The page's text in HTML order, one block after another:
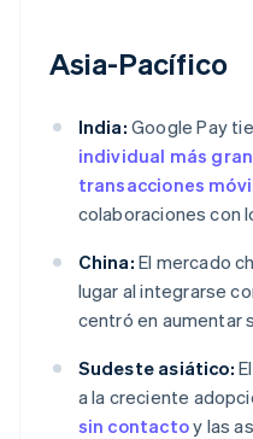
Asia-Pacífico
India: Google Pay
individual más
transacciones
colaboraciones con
China: El mercado
lugar al integrarse
centró en aumentar
Sudeste asiático:
a la creciente
sin contactoy las